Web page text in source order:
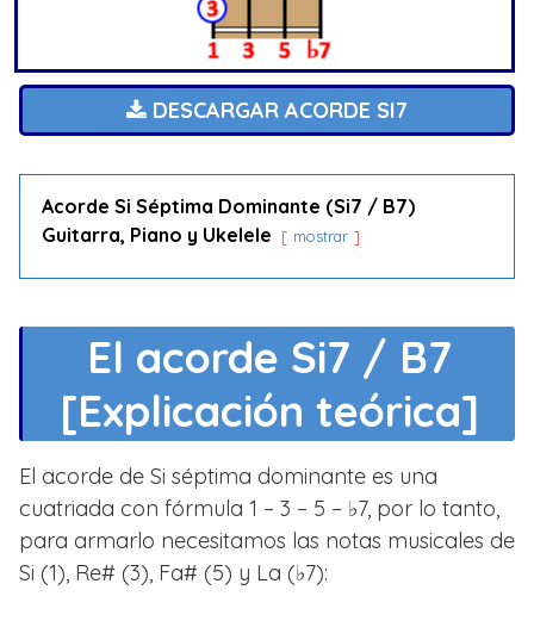
DESCARGAR ACORDE SI7
Acorde Si Séptima Dominante (Si7 / B7)
Guitarra, Piano y Ukelele
mostrar
El acorde Si7 / B7
[Explicación teórica]
El acorde de Si séptima dominante es una
cuatriada con fórmula 1 – 3 – 5 – ♭7, por lo tanto,
para armarlo necesitamos las notas musicales de
Si (1), Re# (3), Fa# (5) y La (♭7):